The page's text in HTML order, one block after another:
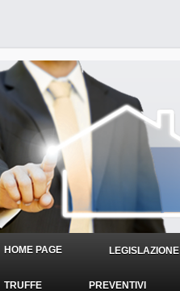
HOME PAGE LEGISLAZIONE
TRUFFE PREVENTIVI